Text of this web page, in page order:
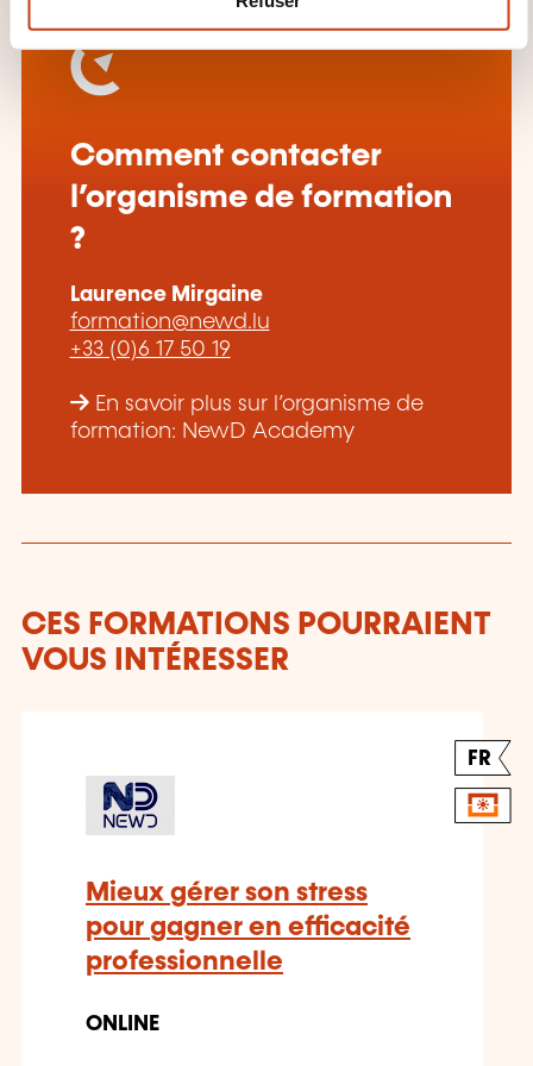
n
Comment contacter
l’organisme de formation
?
Laurence Mirgaine
formation@newd.lu
+33 (0)6 17 50 19
En savoir plus sur l’organisme de
formation: NewD Academy
CES FORMATIONS POURRAIENT
VOUS INTÉRESSER
FR
Mieux gérer son stress
pour gagner en efficacité
professionnelle
ONLINE